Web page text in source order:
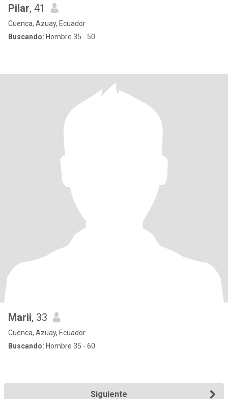
Pilar, 41
Cuenca, Azuay, Ecuador
Buscando: Hombre 35 - 50
Marii, 33
Cuenca, Azuay, Ecuador
Buscando: Hombre 35 - 60
Siguiente